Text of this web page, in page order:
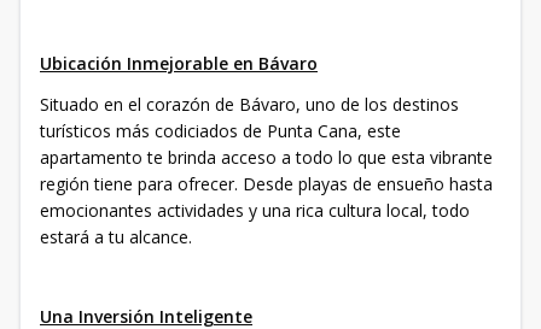
Ubicación Inmejorable en Bávaro
Situado en el corazón de Bávaro, uno de los destinos
turísticos más codiciados de Punta Cana, este
apartamento te brinda acceso a todo lo que esta vibrante
región tiene para ofrecer. Desde playas de ensueño hasta
emocionantes actividades y una rica cultura local, todo
estará a tu alcance.
Una Inversión Inteligente